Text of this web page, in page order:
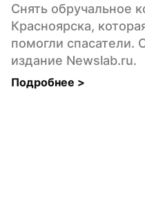
Снять обручальное
Красноярска,
помогли спасатели.
издание Newslab.ru.
Подробнее >